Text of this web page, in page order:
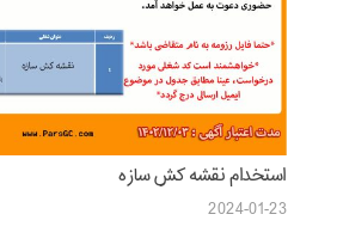
استخدام نقشه‏ کش سازه
2024-01-23